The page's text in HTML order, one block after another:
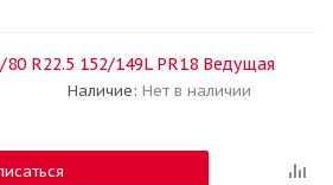
R22.5 152/149L PR18 Ведущая
Наличие: Нет в наличии